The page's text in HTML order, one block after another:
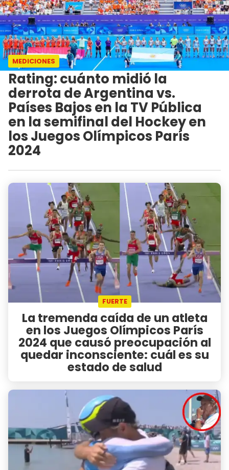
MEDICIONES
Rating: cuánto midió la
derrota de Argentina vs.
Países Bajos en la TV Pública
en la semifinal del Hockey en
los Juegos Olímpicos París
2024
FUERTE
La tremenda caída de un atleta
en los Juegos Olímpicos París
2024 que causó preocupación al
quedar inconsciente: cuál es su
estado de salud